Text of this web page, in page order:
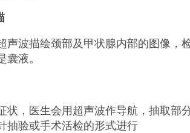
声波描绘颈部及甲状腺内部的图像，
液。
状，医生会用超声波作导航，抽取部
抽验或手术活检的形式进行